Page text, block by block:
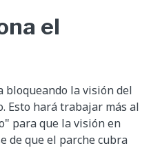
el
bloqueando la visión del
Esto hará trabajar más al
para que la visión en
de que el parche cubra